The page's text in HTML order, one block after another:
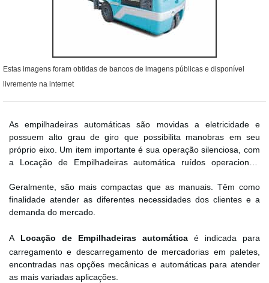
Estas imagens foram obtidas de bancos de imagens públicas e disponível
livremente na internet
As empilhadeiras automáticas são movidas a eletricidade e
possuem alto grau de giro que possibilita manobras em seu
próprio eixo. Um item importante é sua operação silenciosa, com
a Locação de Empilhadeiras automática ruídos operacionais
Geralmente, são mais compactas que as manuais. Têm como
finalidade atender as diferentes necessidades dos clientes e a
demanda do mercado.
A Locação de Empilhadeiras automática é indicada para
carregamento e descarregamento de mercadorias em paletes,
encontradas nas opções mecânicas e automáticas para atender
as mais variadas aplicações.